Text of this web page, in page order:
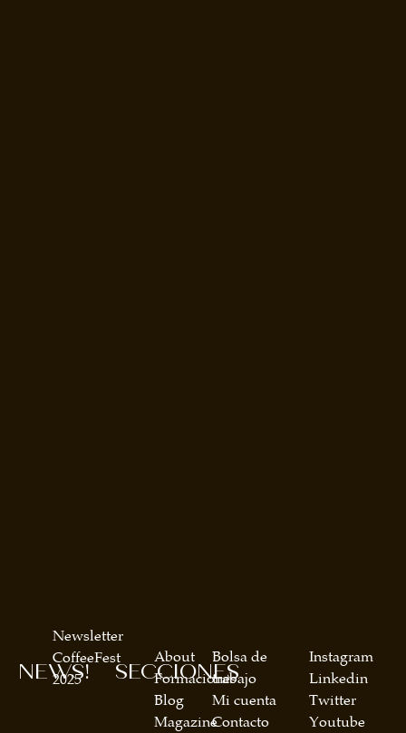
SECCIONES
About
Formaciones
Blog
Magazine
Bolsa de
trabajo
Mi cuenta
Contacto
NEWS!
Newsletter
CoffeeFest
2025
Instagram
Linkedin
Twitter
Youtube